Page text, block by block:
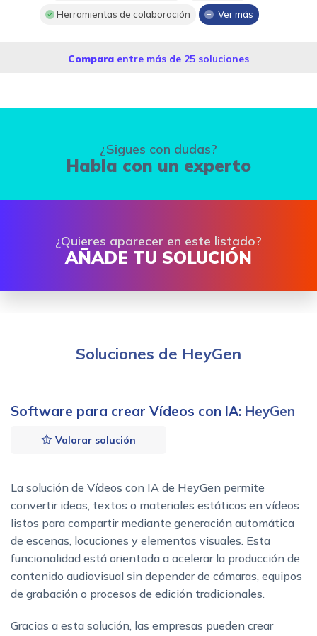
Herramientas de colaboración Ver más
Compara entre más de 25 soluciones
¿Sigues con dudas?
Habla con un experto
¿Quieres aparecer en este listado?
AÑADE TU SOLUCIÓN
Soluciones de HeyGen
Software para crear Vídeos con IA: HeyGen
Valorar solución
La solución de Vídeos con IA de HeyGen permite
convertir ideas, textos o materiales estáticos en vídeos
listos para compartir mediante generación automática
de escenas, locuciones y elementos visuales. Esta
funcionalidad está orientada a acelerar la producción de
contenido audiovisual sin depender de cámaras, equipos
de grabación o procesos de edición tradicionales.
Gracias a esta solución, las empresas pueden crear